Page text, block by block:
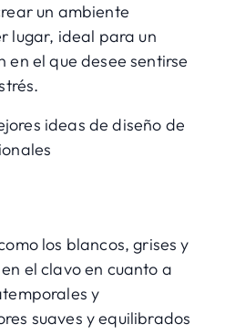
un ambiente
lugar, ideal para un
el que desee sentirse
ideas de diseño de
los blancos, grises y
el clavo en cuanto a
y
suaves y equilibrados